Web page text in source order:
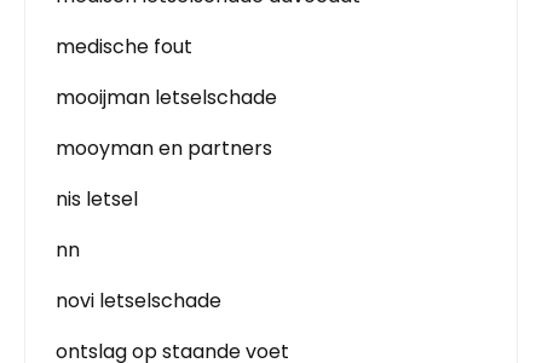
medische fout
mooijman letselschade
mooyman en partners
nis letsel
nn
novi letselschade
ontslag op staande voet